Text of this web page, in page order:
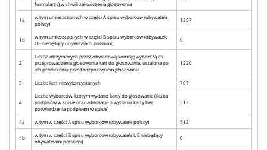
formularzy) w chwili zakończenia głosowania
1a
w tym umieszczonych w części A spisu wyborców (obywatele
polscy)
1357
1b
w tym umieszczonych w części B spisu wyborców (obywatele
UE niebędący obywatelami polskimi)
0
2
Liczba otrzymanych przez obwodową komisję wyborczą ds.
przeprowadzenia głosowania kart do głosowania, ustalona po
ich przeliczeniu przed rozpoczęciem głosowania
1220
3 Liczba kart niewykorzystanych 707
4
Liczba wyborców, którym wydano karty do głosowania (liczba
podpisów w spisie oraz adnotacje o wydaniu karty bez
potwierdzenia podpisem w spisie)
513
4a w tym w części A spisu wyborców (obywatele polscy) 513
4b
w tym w części B spisu wyborców (obywatele UE niebędący
obywatelami polskimi)
0